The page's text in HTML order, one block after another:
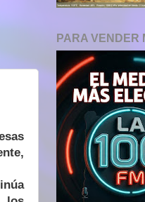
PARA VENDER